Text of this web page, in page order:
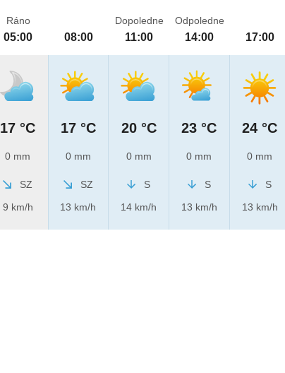
Ráno
05:00
17 °C
0 mm
SZ
9 km/h
08:00
17 °C
0 mm
SZ
13 km/h
Dopoledne
11:00
20 °C
0 mm
S
14 km/h
Odpoledne
14:00
23 °C
0 mm
S
13 km/h
17:00
24 °C
0 mm
S
13 km/h